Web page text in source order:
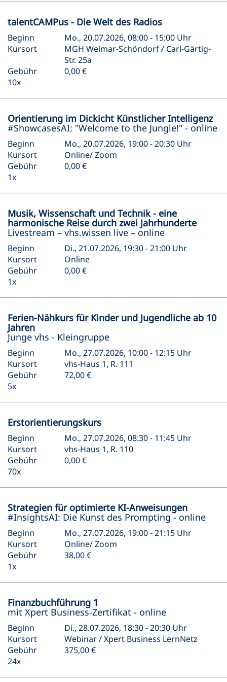
talentCAMPus - Die Welt des Radios
Beginn
Mo., 20.07.2026, 08:00 - 15:00 Uhr
Kursort
MGH Weimar-Schöndorf / Carl-Gärtig-
Str. 25a
Gebühr
0,00 €
10x
Orientierung im Dickicht Künstlicher Intelligenz
#ShowcasesAI: "Welcome to the Jungle!" - online
Beginn
Mo., 20.07.2026, 19:00 - 20:30 Uhr
Kursort
Online/ Zoom
Gebühr
0,00 €
1x
Musik, Wissenschaft und Technik - eine
harmonische Reise durch zwei Jahrhunderte
Livestream – vhs.wissen live – online
Beginn
Di., 21.07.2026, 19:30 - 21:00 Uhr
Kursort
Online
Gebühr
0,00 €
1x
Ferien-Nähkurs für Kinder und Jugendliche ab 10
Jahren
Junge vhs - Kleingruppe
Beginn
Mo., 27.07.2026, 10:00 - 12:15 Uhr
Kursort
vhs-Haus 1, R. 111
Gebühr
72,00 €
5x
Erstorientierungskurs
Beginn
Mo., 27.07.2026, 08:30 - 11:45 Uhr
Kursort
vhs-Haus 1, R. 110
Gebühr
0,00 €
70x
Strategien für optimierte KI-Anweisungen
#InsightsAI: Die Kunst des Prompting - online
Beginn
Mo., 27.07.2026, 19:00 - 21:15 Uhr
Kursort
Online/ Zoom
Gebühr
38,00 €
1x
Finanzbuchführung 1
mit Xpert Business-Zertifikat - online
Beginn
Di., 28.07.2026, 18:30 - 20:30 Uhr
Kursort
Webinar / Xpert Business LernNetz
Gebühr
375,00 €
24x